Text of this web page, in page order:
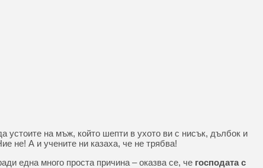
устоите на мъж, който шепти в ухото ви с нисък, дълбок и
не! А и учените ни казаха, че не трябва!
една много проста причина – оказва се, че господата с